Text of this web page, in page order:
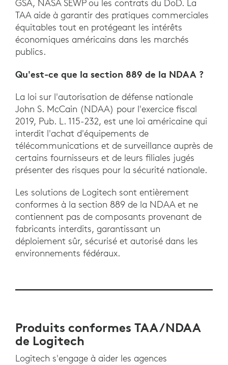
GSA, NASA SEWP ou les contrats du DoD. La
TAA aide à garantir des pratiques commerciales
équitables tout en protégeant les intérêts
économiques américains dans les marchés
publics.
Qu'est-ce que la section 889 de la NDAA ?
La loi sur l'autorisation de défense nationale
John S. McCain (NDAA) pour l'exercice fiscal
2019, Pub. L. 115-232, est une loi américaine qui
interdit l'achat d'équipements de
télécommunications et de surveillance auprès de
certains fournisseurs et de leurs filiales jugés
présenter des risques pour la sécurité nationale.
Les solutions de Logitech sont entièrement
conformes à la section 889 de la NDAA et ne
contiennent pas de composants provenant de
fabricants interdits, garantissant un
déploiement sûr, sécurisé et autorisé dans les
environnements fédéraux.
Produits conformes TAA/NDAA
de Logitech
Logitech s'engage à aider les agences